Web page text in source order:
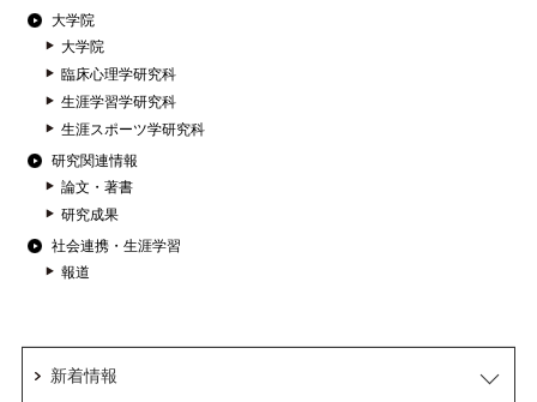
大学院
大学院
臨床心理学研究科
生涯学習学研究科
生涯スポーツ学研究科
研究関連情報
論文・著書
研究成果
社会連携・生涯学習
報道
新着情報